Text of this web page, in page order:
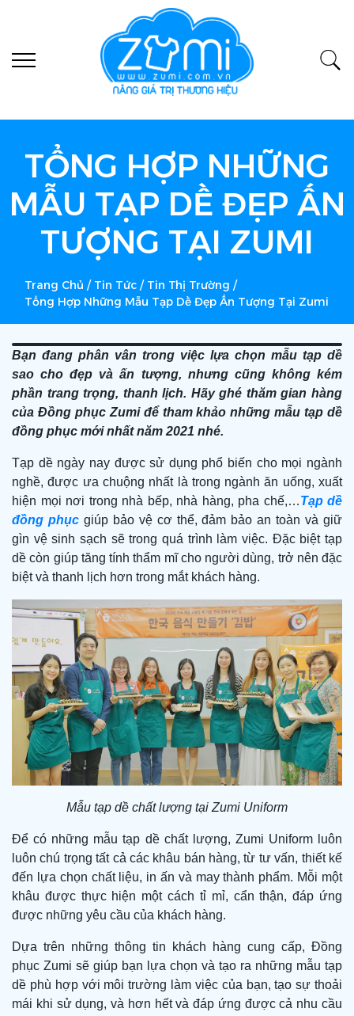
TỔNG HỢP NHỮNG
MẪU TẠP DỀ ĐẸP ẤN
TƯỢNG TẠI ZUMI
Trang Chủ / Tin Tức / Tin Thị Trường /
Tổng Hợp Những Mẫu Tạp Dề Đẹp Ấn Tượng Tại Zumi
Bạn đang phân vân trong việc lựa chọn mẫu tạp dề
sao cho đẹp và ấn tượng, nhưng cũng không kém
phần trang trọng, thanh lịch. Hãy ghé thăm gian hàng
của Đồng phục Zumi để tham khảo những mẫu tạp dề
đồng phục mới nhất năm 2021 nhé.
Tạp dề ngày nay được sử dụng phổ biến cho mọi ngành
nghề, được ưa chuộng nhất là trong ngành ăn uống, xuất
hiện mọi nơi trong nhà bếp, nhà hàng, pha chế,…Tạp dề
đồng phụcgiúp bảo vệ cơ thể, đảm bảo an toàn và giữ
gìn vệ sinh sạch sẽ trong quá trình làm việc. Đặc biệt tạp
dề còn giúp tăng tính thẩm mĩ cho người dùng, trở nên đặc
biệt và thanh lịch hơn trong mắt khách hàng.
Mẫu tạp dề chất lượng tại Zumi Uniform
Để có những mẫu tạp dề chất lượng, Zumi Uniform luôn
luôn chú trọng tất cả các khâu bán hàng, từ tư vấn, thiết kế
đến lựa chọn chất liệu, in ấn và may thành phẩm. Mỗi một
khâu được thực hiện một cách tỉ mỉ, cẩn thận, đáp ứng
được những yêu cầu của khách hàng.
Dựa trên những thông tin khách hàng cung cấp, Đồng
phục Zumi sẽ giúp bạn lựa chọn và tạo ra những mẫu tạp
dề phù hợp với môi trường làm việc của bạn, tạo sự thoải
mái khi sử dụng, và hơn hết và đáp ứng được cả nhu cầu